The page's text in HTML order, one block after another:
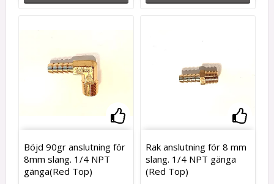
Lägg till i favoritlistan
Böjd 90gr anslutning för
8mm slang. 1/4 NPT
gänga(Red Top)
Rak anslutning för 8 mm
slang. 1/4 NPT gänga
(Red Top)